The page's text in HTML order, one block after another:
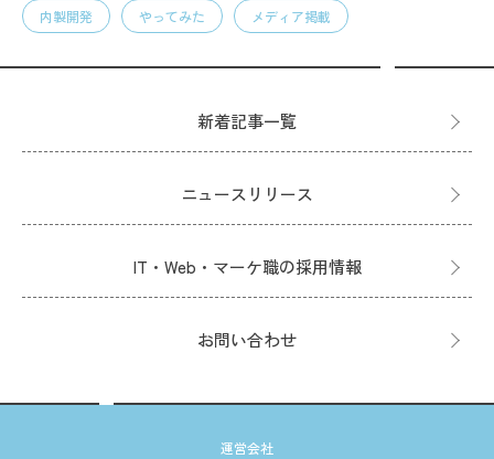
内製開発 やってみた メディア掲載
新着記事一覧
ニュースリリース
IT・Web・マーケ職の採用情報
お問い合わせ
運営会社